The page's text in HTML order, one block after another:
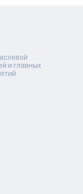
и главных